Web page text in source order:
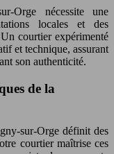
Orge nécessite une
locales et des
courtier expérimenté
et technique, assurant
son authenticité.
de la
sur-Orge définit des
courtier maîtrise ces